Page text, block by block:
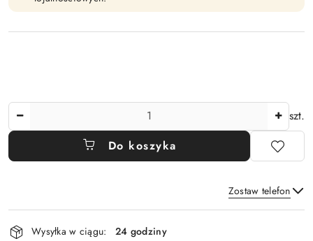
szt.
Do koszyka
Zostaw telefon
Dostępność
Wysyłka w ciągu:
24 godziny